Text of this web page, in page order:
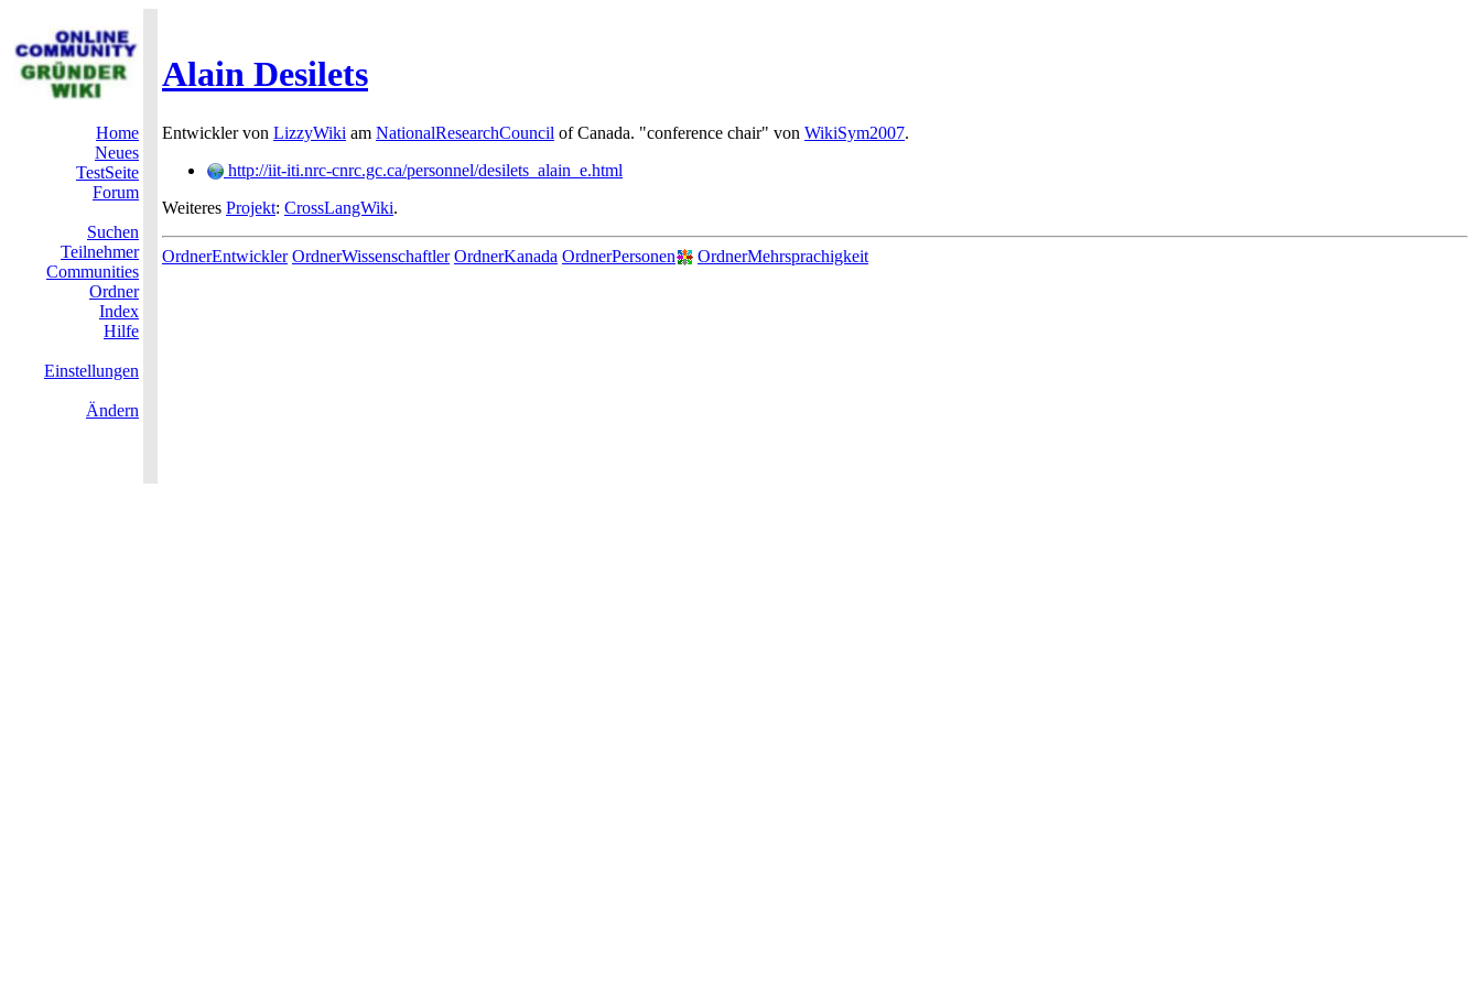
Alain Desilets
Home
Neues
TestSeite
Forum
Suchen
Teilnehmer
Communities
Ordner
Index
Hilfe
Einstellungen
Ändern
Entwickler von LizzyWiki am NationalResearchCouncil of Canada. "conference chair" von WikiSym2007.
http://iit-iti.nrc-cnrc.gc.ca/personnel/desilets_alain_e.html
Weiteres Projekt: CrossLangWiki.
OrdnerEntwickler OrdnerWissenschaftler OrdnerKanada OrdnerPersonen OrdnerMehrsprachigkeit